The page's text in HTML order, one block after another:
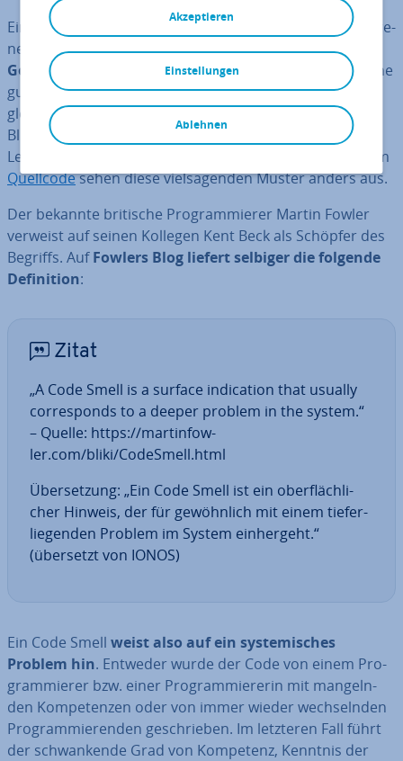
Ein Code Smell ist ein Merkmal von Code, das bei er­fah­re­
nen Pro­gram­mie­re­rin­nen und Pro­gram­mie­rern das
Gefühl her­vor­ruft, dass der Code nicht sauber ist
. Eine
gute „Nase“ für Code Smells zu haben, ist in etwa ver­
gleich­bar mit der Intuition eines Hand­werks­meis­ters.
Blickt dieser auf Ka­bel­sa­lat oder schlecht verlegte
Leitungen, ist ihm sofort klar, dass etwas faul ist. Nur, im
Quellcodesehen diese viel­sa­gen­den Muster anders aus.
Der bekannte britische Pro­gram­mie­rer Martin Fowler
verweist auf seinen Kollegen Kent Beck als Schöpfer des
Begriffs. AufFowlers Blog liefert selbiger die folgende
De­fi­ni­ti­on:
Zitat
„A Code Smell is a surface in­di­ca­ti­on that usually
cor­re­sponds to a deeper problem in the system.“
– Quelle: https://mart­in­fow­
ler.com/bliki/CodeSmell.html
Über­set­zung: „Ein Code Smell ist ein ober­fläch­li­
cher Hinweis, der für ge­wöhn­lich mit einem tie­fer­
lie­gen­den Problem im System ein­her­geht.“
(übersetzt von IONOS)
Ein Code Smell weist also auf ein sys­te­mi­sches
Problem hin. Entweder wurde der Code von einem Pro­
gram­mie­rer bzw. einer Pro­gram­mie­re­rin mit man­geln­
den Kom­pe­ten­zen oder von immer wieder wech­seln­den
Pro­gram­mie­ren­den ge­schrie­ben. Im letzteren Fall führt
der schwan­ken­de Grad von Kompetenz, Kenntnis der
Akzeptieren
Ablehnen
Einstellungen